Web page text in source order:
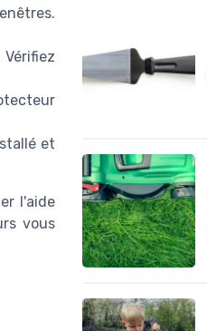
et
l'aide
vous